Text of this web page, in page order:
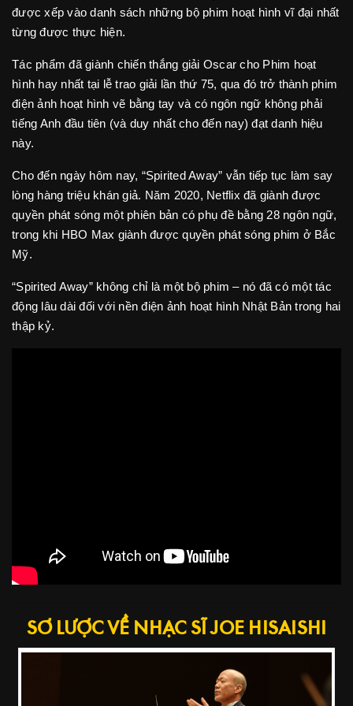
được xếp vào danh sách những bộ phim hoạt hình vĩ đại nhất
từng được thực hiện.
Tác phẩm đã giành chiến thắng giải Oscar cho Phim hoạt
hình hay nhất tại lễ trao giải lần thứ 75, qua đó trở thành phim
điện ảnh hoạt hình vẽ bằng tay và có ngôn ngữ không phải
tiếng Anh đầu tiên (và duy nhất cho đến nay) đạt danh hiệu
này.
Cho đến ngày hôm nay, “Spirited Away” vẫn tiếp tục làm say
lòng hàng triệu khán giả. Năm 2020, Netflix đã giành được
quyền phát sóng một phiên bản có phụ đề bằng 28 ngôn ngữ,
trong khi HBO Max giành được quyền phát sóng phim ở Bắc
Mỹ.
“Spirited Away” không chỉ là một bộ phim – nó đã có một tác
động lâu dài đối với nền điện ảnh hoạt hình Nhật Bản trong hai
thập kỷ.
SƠ LƯỢC VỀ NHẠC SĨ JOE HISAISHI